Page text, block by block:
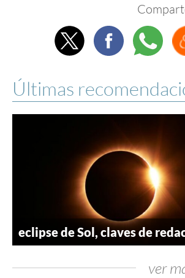
TwitterFacebook
Últimas
eclipse de Sol, claves de
ver